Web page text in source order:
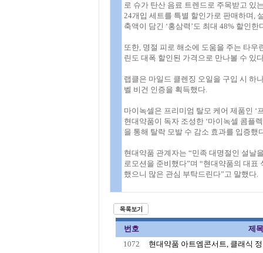
로 슈가 탄산 음료 트렌드로 주목받고 있
24개입 세트를 특별 할인가로 판매하며,
축액이 담긴 ‘홍삼력’도 최대 48% 할인한
또한, 명절 피로 해소에 도움을 주는 타우
린도 대폭 할인된 가격으로 만나볼 수 있
랩클은 마일드 클렌징 오일을 구입 시 하
벨 비건 인증을 획득했다.
마이녹셀은 프리미엄 탈모 케어 제품인 ‘
현대약품이 독자 조성한 ‘마이녹셀 콤플
을 통해 탈락 모발 수 감소 효과를 입증했
현대약품 관계자는 “민족 대명절인 설날
로모션을 준비했다”며 “현대약품의 대
했으니 많은 관심 부탁드린다”고 말했다.
번호
제목
1072
현대약품 아트엠콘서트, 클래식